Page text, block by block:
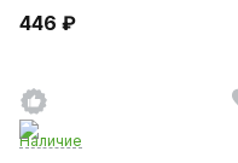
446 ₽
Наличие